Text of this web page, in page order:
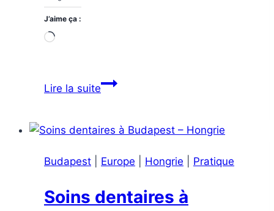
J’aime ça :
Chargement…
Lire la suiteDécouvrez
de
:
complet
Budapest Europe Hongrie Pratique
Soins dentaires à